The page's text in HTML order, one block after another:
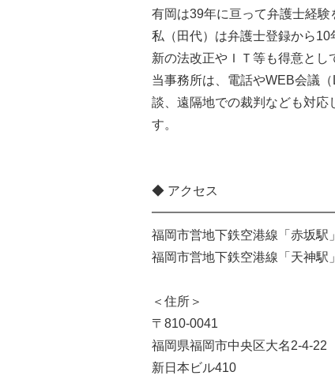
有岡は39年に亘って弁護士経験
私（田代）は弁護士登録から
新の法改正やＩＴ等も得意とし
当事務所は、電話やWEB会議
談、遠隔地での裁判なども対応
す。
◆ アクセス
福岡市営地下鉄空港線「赤坂駅
福岡市営地下鉄空港線「天神駅
＜住所＞
〒810-0041
福岡県福岡市中央区大名2-4-22
新日本ビル410